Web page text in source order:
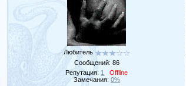
Любитель
Сообщений: 86
Репутация: 1
Offline
Замечания: 0%